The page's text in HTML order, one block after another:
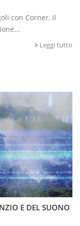
con Corner, il
Leggi tutto
E DEL SUONO